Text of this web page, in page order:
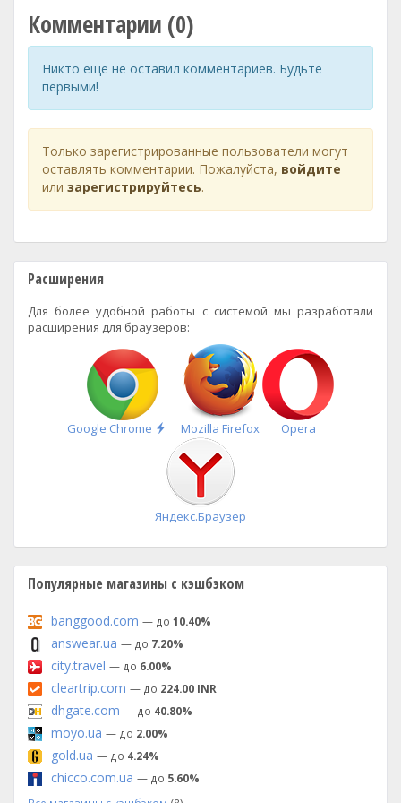
Комментарии (0)
Никто ещё не оставил комментариев. Будьте
первыми!
Только зарегистрированные пользователи могут
оставлять комментарии. Пожалуйста, войдите
или зарегистрируйтесь.
Расширения
Для более удобной работы с системой мы разработали
расширения для браузеров:
Google Chrome
Быстрая
установка
Mozilla Firefox Opera
Яндекс.Браузер
Популярные магазины с кэшбэком
banggood.com — до 10.40%
answear.ua — до 7.20%
city.travel — до 6.00%
cleartrip.com — до 224.00 INR
dhgate.com — до 40.80%
moyo.ua — до 2.00%
gold.ua — до 4.24%
chicco.com.ua — до 5.60%